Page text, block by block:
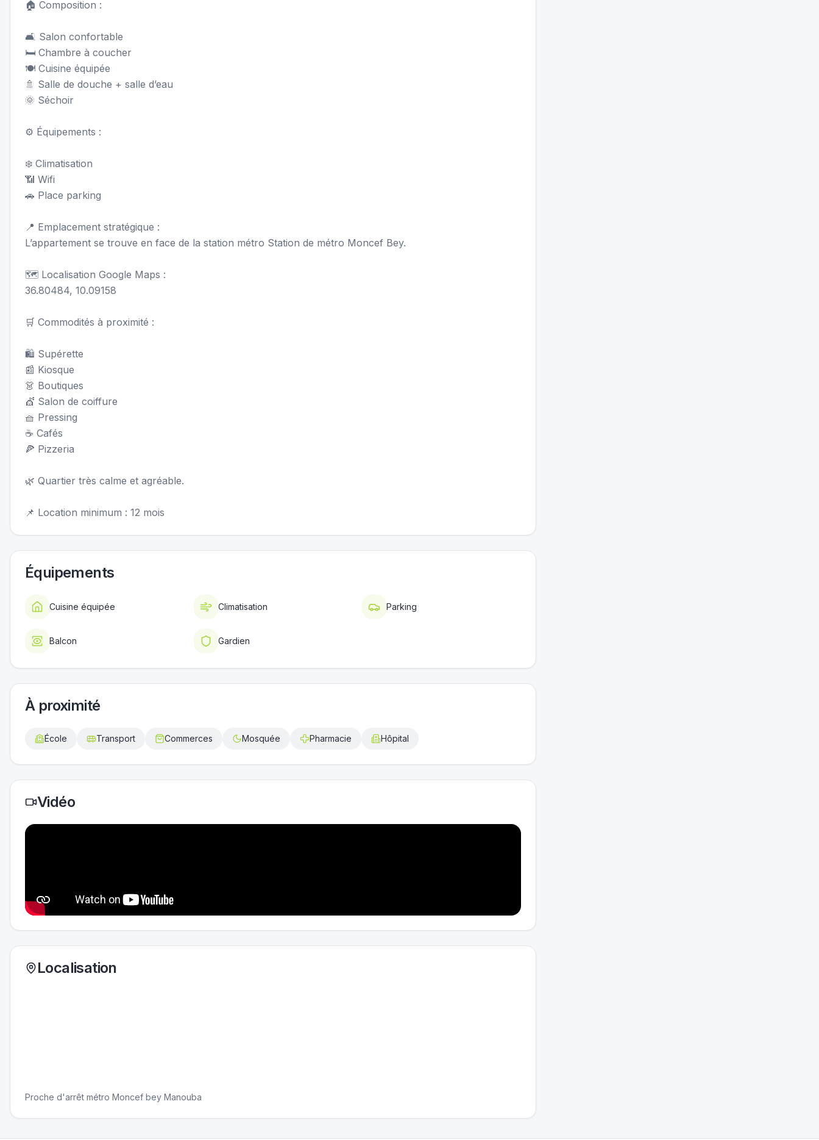
🏠 Composition :
🛋️ Salon confortable
🛏️ Chambre à coucher
🍽️ Cuisine équipée
🚿 Salle de douche + salle d’eau
🌞 Séchoir
⚙️ Équipements :
❄️ Climatisation
📶 Wifi
🚗 Place parking
📍 Emplacement stratégique :
L’appartement se trouve en face de la station métro Station de métro Moncef Bey.
🗺️ Localisation Google Maps :
36.80484, 10.09158
🛒 Commodités à proximité :
🛍️ Supérette
📰 Kiosque
👗 Boutiques
💇 Salon de coiffure
🧺 Pressing
☕ Cafés
🍕 Pizzeria
🌿 Quartier très calme et agréable.
📌 Location minimum : 12 mois
Équipements
Cuisine équipée Climatisation Parking
Balcon Gardien
À proximité
École Transport Commerces Mosquée Pharmacie Hôpital
Vidéo
Localisation
Proche d'arrêt métro Moncef bey Manouba